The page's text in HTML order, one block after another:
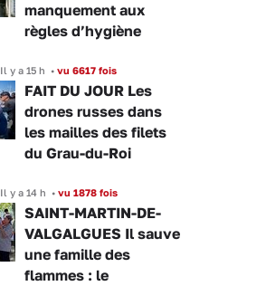
manquement aux
règles d’hygiène
Il y a 15 h • vu 6617 fois
FAIT DU JOUR Les
drones russes dans
les mailles des filets
du Grau-du-Roi
Il y a 14 h • vu 1878 fois
SAINT-MARTIN-DE-
VALGALGUES Il sauve
une famille des
flammes : le